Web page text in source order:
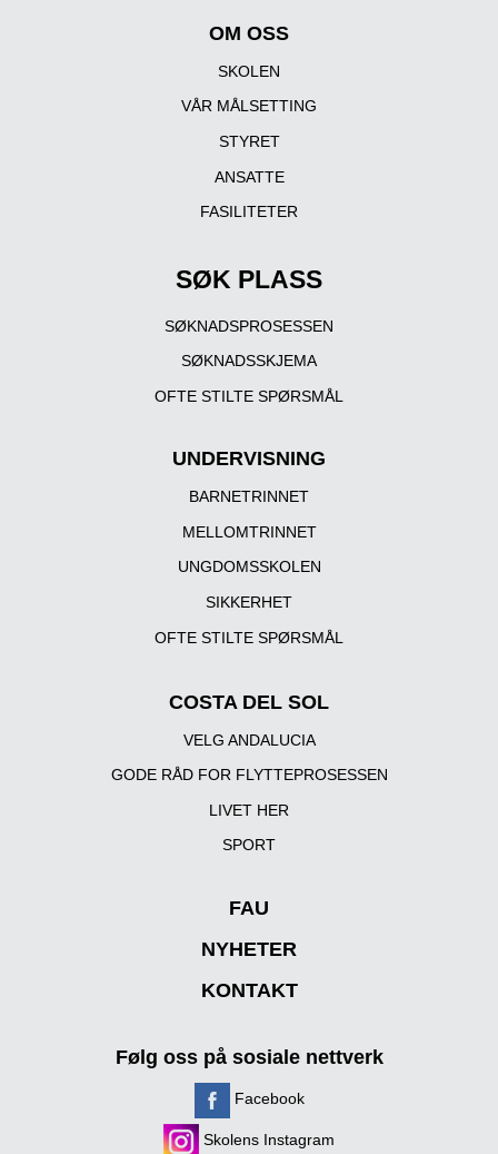
OM OSS
SKOLEN
VÅR MÅLSETTING
STYRET
ANSATTE
FASILITETER
SØK PLASS
SØKNADSPROSESSEN
SØKNADSSKJEMA
OFTE STILTE SPØRSMÅL
UNDERVISNING
BARNETRINNET
MELLOMTRINNET
UNGDOMSSKOLEN
SIKKERHET
OFTE STILTE SPØRSMÅL
COSTA DEL SOL
VELG ANDALUCIA
GODE RÅD FOR FLYTTEPROSESSEN
LIVET HER
SPORT
FAU
NYHETER
KONTAKT
Følg oss på sosiale nettverk
Facebook
Skolens Instagram